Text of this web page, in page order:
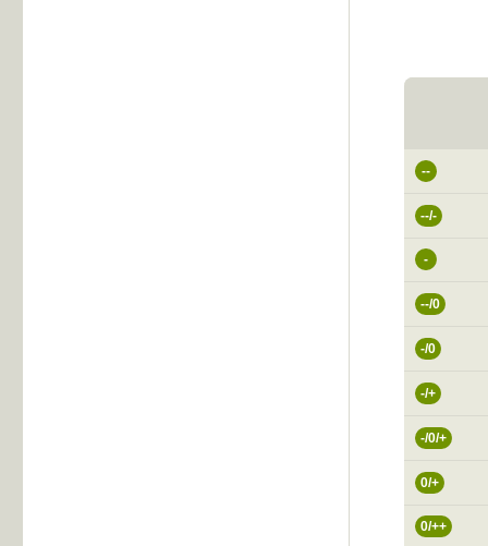
--
--/-
-
--/0
-/0
-/+
-/0/+
0/+
0/++